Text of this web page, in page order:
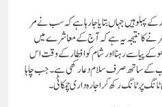
کے پہلو ہیں جہاں بتایا جا رہا ہے کہ سب نے مر
مرنے کا نتیجہ یہ ہے کہ آج کے معاشرے میں
پیاسے رہنا اور شام کو افطار کے وقت اس
کے ساتھ صرف سلام دعا رکھی ہے۔ جب چاہا
ٹانگ پر ٹانگ رکھ کر اجارہ داری چمکائی۔